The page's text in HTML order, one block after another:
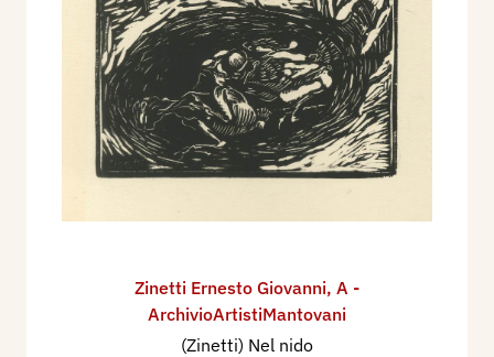
Zinetti Ernesto Giovanni, A -
ArchivioArtistiMantovani
(Zinetti) Nel nido